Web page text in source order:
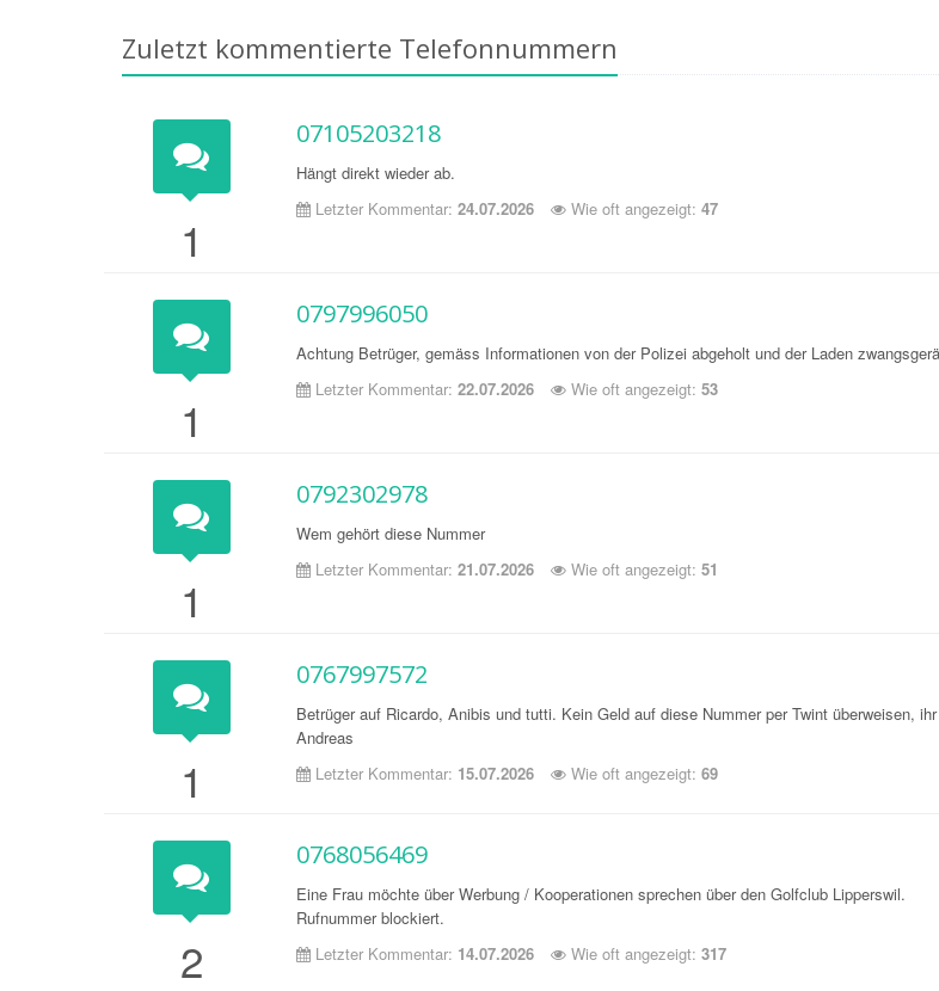
Zuletzt kommentierte Telefonnummern
1
07105203218
Hängt direkt wieder ab.
Letzter Kommentar:24.07.2026 Wie oft angezeigt:47
1
0797996050
Achtung Betrüger, gemäss Informationen von der Polizei abgeholt und der Laden
Letzter Kommentar:22.07.2026 Wie oft angezeigt:53
1
0792302978
Wem gehört diese Nummer
Letzter Kommentar:21.07.2026 Wie oft angezeigt:51
1
0767997572
Betrüger auf Ricardo, Anibis und tutti. Kein Geld auf diese Nummer per Twint überweisen,
Andreas
Letzter Kommentar: 15.07.2026 Wie oft angezeigt:69
2
0768056469
Eine Frau möchte über Werbung / Kooperationen sprechen über den Golfclub Lipperswil.
Rufnummer blockiert.
Letzter Kommentar: 14.07.2026 Wie oft angezeigt:317